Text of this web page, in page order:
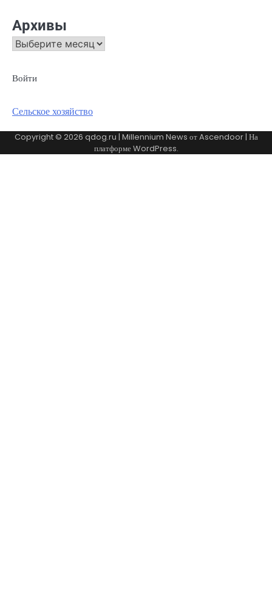
Архивы
Архивы
Войти
Сельское хозяйство
Copyright © 2026 qdog.ru | Millennium News отAscendoor| На
платформеWordPress.